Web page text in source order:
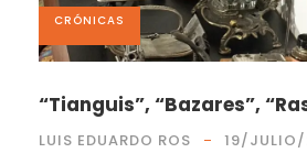
CRÓNICAS
“Tianguis”, “Bazares”,
LUIS EDUARDO ROS 19/